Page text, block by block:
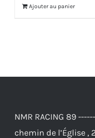
Ajouter au panier
NMR RACING 89
chemin de l’Église ,